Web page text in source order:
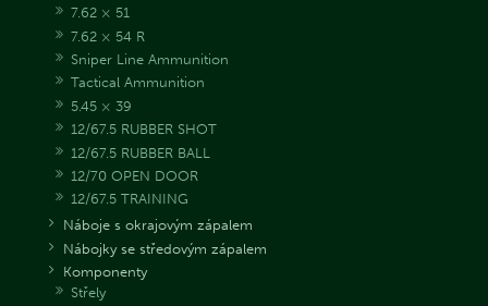
7.62 × 51
7.62 × 54 R
Sniper Line Ammunition
Tactical Ammunition
5.45 × 39
12/67.5 RUBBER SHOT
12/67.5 RUBBER BALL
12/70 OPEN DOOR
12/67.5 TRAINING
Náboje s okrajovým zápalem
Nábojky se středovým zápalem
Komponenty
Střely